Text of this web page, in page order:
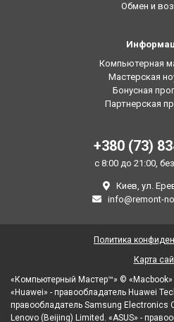
Обмен и
Компьютерная
Мастерская
Бонусная
Партнерская
+380 (73)
с 8:00 до 21:00,
Киев, ул.
info@remont-
«Компьютерный Мастер™» © «Macbook»
«Huawei» - правообладатель Huawei
правообладатель Samsung Electronics
Lenovo (Beijing) Limited. «ASUS» -
Политика
Карта